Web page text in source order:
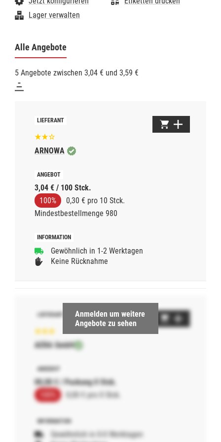
Ausziehen
- Erfüllung der Europäischen Normen 374 und 455
- Lebensmittelunbedenklich
- Als medizinische Untersuchungshandschuhe
- Für den Umgang mit Chemikalien geeignet (EN 374)
- CE-Kennzeichen
Technische Daten:
- Material: Nitril
- Qualität: Premium-Qualität
- extra dick
Lager verwalten
Alle Angebote
5 Angebote zwischen 3,04 € und 3,59 €
ARNOWA
3,04 € / 100 Stck.
100%
0,30 € pro 10 Stck.
Mindestbestellmenge 980
Gewöhnlich in 1-2 Werktagen
Keine Rücknahme
Anmelden um weitere
Angebote zu sehen
AERA GmbH
00,00 € / Packung 0 Stck.
0,00 € pro 0 Stck.
Gewöhnlich in 0-0 Werktagen